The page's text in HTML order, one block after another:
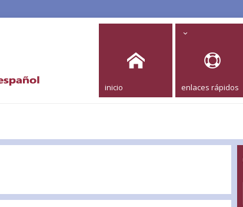
inicio enlaces rápidos